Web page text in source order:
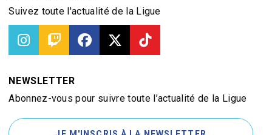
Suivez toute l'actualité de la Ligue
NEWSLETTER
Abonnez-vous pour suivre toute l’actualité de la Ligue